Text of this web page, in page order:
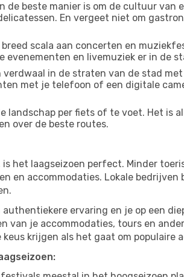
de beste manier is om de cultuur van
En vergeet niet om
scala aan concerten en
en livemuziek er in de
in de straten van de stad
met je telefoon of een digitale
landschap per fiets of te voet. Het is
over de beste routes.
het laagseizoen perfect. Minder
en accommodaties. Lokale bedrijven
ervaring en je op een
je accommodaties, tours en
krijgen als het gaat om populaire